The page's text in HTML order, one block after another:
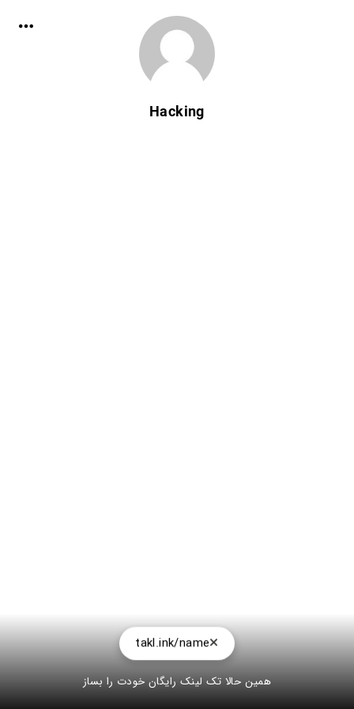
Hacking
takl.ink/name
همین حالا تک لینک رایگان خودت را بساز